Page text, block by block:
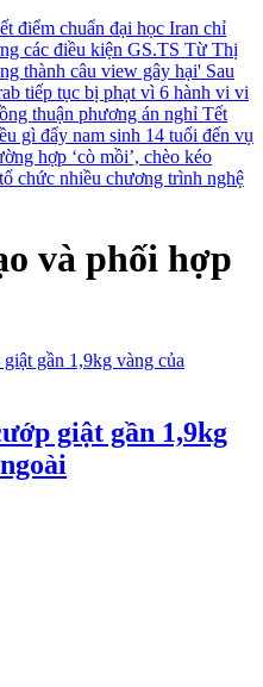
điểm chuẩn đại học Iran chỉ
các điều kiện GS.TS Từ Thị
thành câu view gây hại' Sau
tiếp tục bị phạt vì 6 hành vi vi
thuận phương án nghỉ Tết
gì đẩy nam sinh 14 tuổi đến vụ
hợp ‘cò mồi’, chèo kéo
chức nhiều chương trình nghệ
và phối hợp
giật gần 1,9kg